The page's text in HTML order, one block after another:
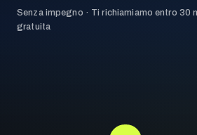
Senza impegno · Ti richiamiamo entro 30
gratuita